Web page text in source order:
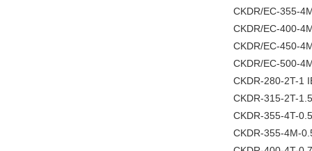
CKDR/EC-355-
CKDR/EC-400-
CKDR/EC-450-
CKDR/EC-500-
CKDR-280-2T-1
CKDR-315-2T-
CKDR-355-4T-0.5
CKDR-355-4M-